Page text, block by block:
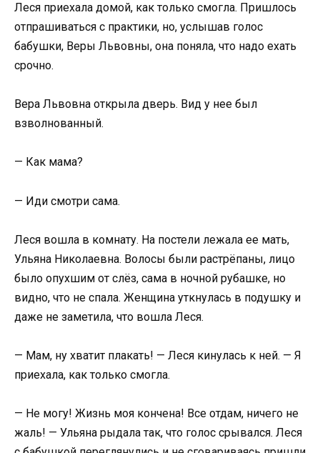
Леся приехала домой, как только смогла. Пришлось
отпрашиваться с практики, но, услышав голос
бабушки, Веры Львовны, она поняла, что надо ехать
срочно.
Вера Львовна открыла дверь. Вид у нее был
взволнованный.
— Как мама?
— Иди смотри сама.
Леся вошла в комнату. На постели лежала ее мать,
Ульяна Николаевна. Волосы были растрёпаны, лицо
было опухшим от слёз, сама в ночной рубашке, но
видно, что не спала. Женщина уткнулась в подушку и
даже не заметила, что вошла Леся.
— Мам, ну хватит плакать! — Леся кинулась к ней. — Я
приехала, как только смогла.
— Не могу! Жизнь моя кончена! Все отдам, ничего не
жаль! — Ульяна рыдала так, что голос срывался. Леся